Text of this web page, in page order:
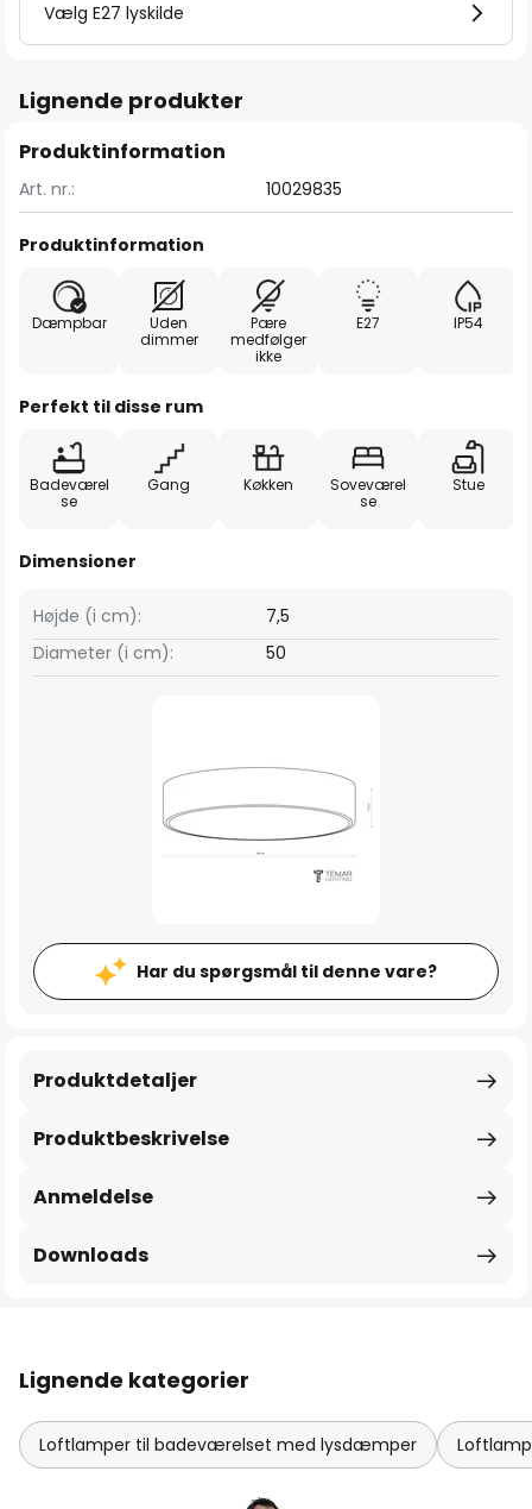
Vælg E27 lyskilde
Lignende produkter
Produktinformation
Art. nr.: 10029835
Produktinformation
Dæmpbar
Uden
dimmer
Pære
medfølger
ikke
E27 IP54
Perfekt til disse rum
Badeværel
se
Gang Køkken
Soveværel
se
Stue
Dimensioner
Højde (i cm):
7,5
Diameter (i cm):
50
Har du spørgsmål til denne vare?
Produktbeskrivelse
Produktdetaljer
Anmeldelse
Downloads
Lignende kategorier
Loftlamper til badeværelset med lysdæmper